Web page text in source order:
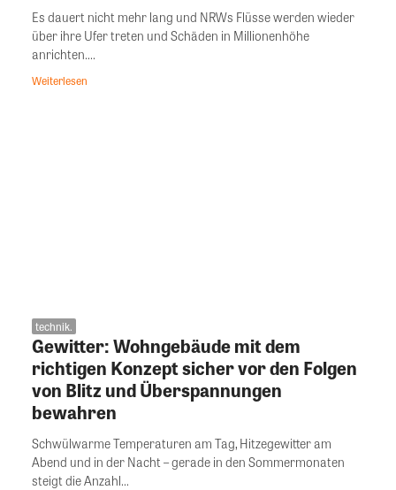
Es dauert nicht mehr lang und NRWs Flüsse werden wieder
über ihre Ufer treten und Schäden in Millionenhöhe
anrichten....
Weiterlesen
technik.
Gewitter: Wohngebäude mit dem
richtigen Konzept sicher vor den Folgen
von Blitz und Überspannungen
bewahren
Schwülwarme Temperaturen am Tag, Hitzegewitter am
Abend und in der Nacht – gerade in den Sommermonaten
steigt die Anzahl...